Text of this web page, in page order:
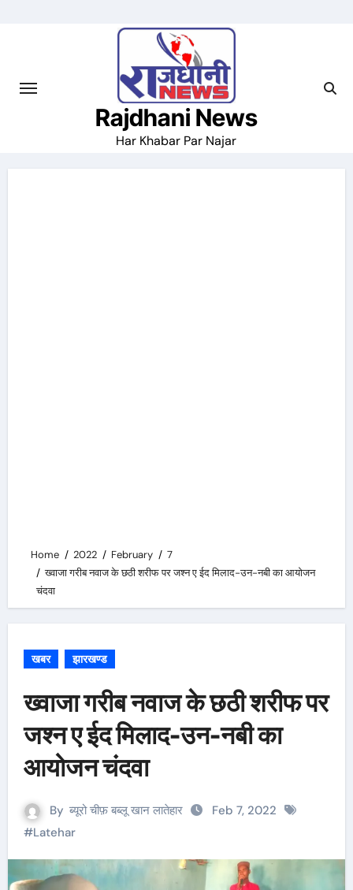
Rajdhani News
Har Khabar Par Najar
Home 2022 February
7
ख्वाजा गरीब नवाज के छठी शरीफ पर जश्न ए ईद मिलाद-उन-नबी का आयोजन
चंदवा
खबर झारखण्ड
ख्वाजा गरीब नवाज के छठी शरीफ पर
जश्न ए ईद मिलाद-उन-नबी का
आयोजन चंदवा
By ब्यूरो चीफ़ बब्लू खान लातेहार
Feb 7, 2022
#Latehar